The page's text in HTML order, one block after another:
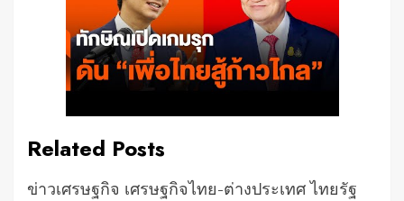
Related Posts
ข่าวเศรษฐกิจ เศรษฐกิจไทย-ต่างประเทศ ไทยรัฐ